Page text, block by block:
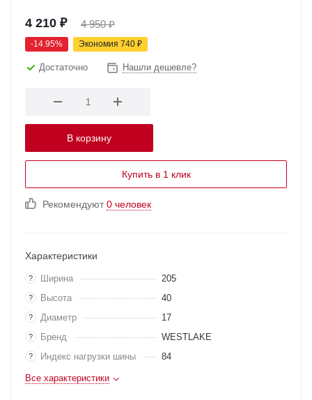
4 210 ₽ 4 950₽
-14.95% Экономия 740 ₽
Достаточно Нашли дешевле?
В корзину
Купить в 1 клик
Рекомендуют0 человек
Характеристики
? Ширина 205
? Высота 40
? Диаметр 17
? Бренд WESTLAKE
? Индекс нагрузки шины 84
Все характеристики